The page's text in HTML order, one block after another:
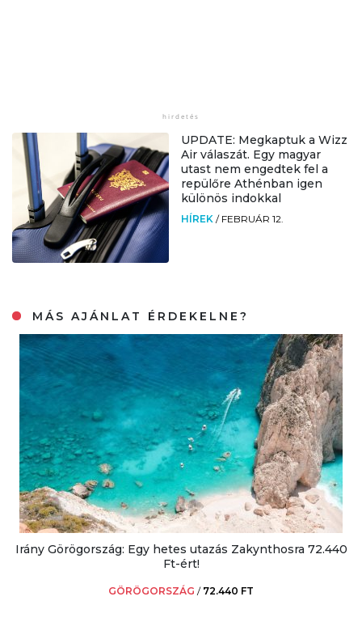
UPDATE: Megkaptuk a Wizz
Air válaszát. Egy magyar
utast nem engedtek fel a
repülőre Athénban igen
különös indokkal
HÍREK / FEBRUÁR 12.
MÁS AJÁNLAT ÉRDEKELNE?
Irány Görögország: Egy hetes utazás Zakynthosra 72.440
Ft-ért!
GÖRÖGORSZÁG / 72.440 FT